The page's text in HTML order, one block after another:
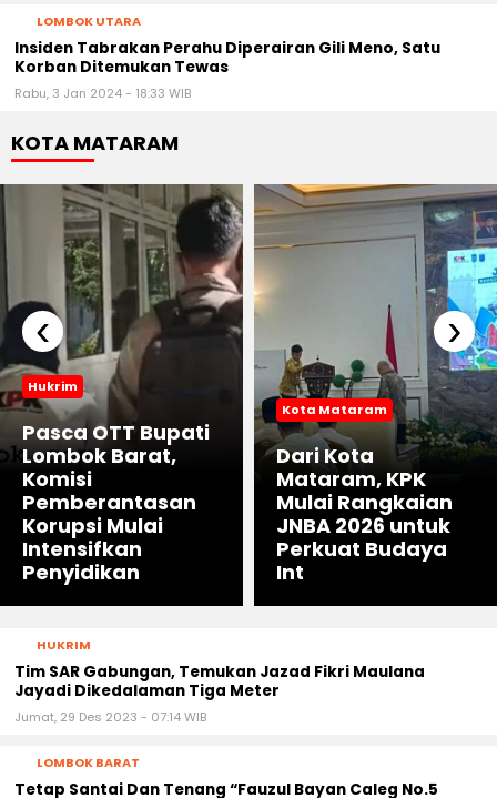
LOMBOK UTARA
Insiden Tabrakan Perahu Diperairan Gili Meno, Satu
Korban Ditemukan Tewas
Rabu, 3 Jan 2024 - 18:33 WIB
KOTA MATARAM
Hukrim
Pasca OTT Bupati
Lombok Barat,
Komisi
Pemberantasan
Korupsi Mulai
Intensifkan
Penyidikan
Kota Mataram
Dari Kota
Mataram, KPK
Mulai Rangkaian
JNBA 2026 untuk
Perkuat Budaya
Int
‹ ›
HUKRIM
Tim SAR Gabungan, Temukan Jazad Fikri Maulana
Jayadi Dikedalaman Tiga Meter
Jumat, 29 Des 2023 - 07:14 WIB
LOMBOK BARAT
Tetap Santai Dan Tenang “Fauzul Bayan Caleg No.5